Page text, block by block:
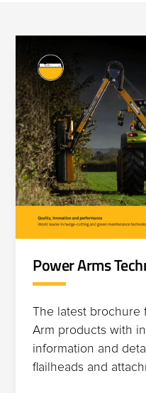
Power Arms
The latest brochure
Arm products with
information and
flailheads and